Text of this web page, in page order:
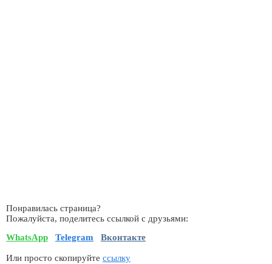
Понравилась страница?
Пожалуйста, поделитесь ссылкой с друзьями:
WhatsApp
Telegram Вконтакте
Или просто скопируйте ссылку